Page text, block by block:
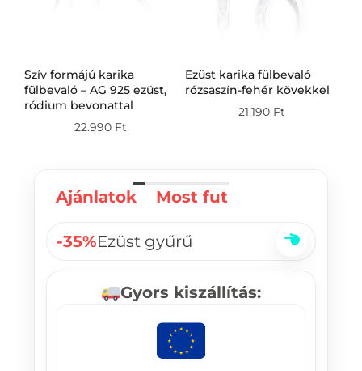
Szív formájú karika
fülbevaló – AG 925 ezüst,
ródium bevonattal
22.990 Ft
Ezüst karika fülbevaló
rózsaszín-fehér kövekkel
21.190 Ft
Ajánlatok Most fut
-35%Ezüst gyűrű
Gyors kiszállítás: